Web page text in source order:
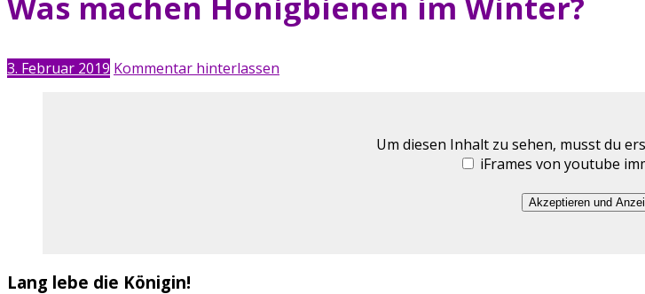
3. Februar 2019 Kommentar hinterlassen
Um diesen Inhalt zu sehen, musst du
iFrames von youtube
Akzeptieren und
Lang lebe die Königin!